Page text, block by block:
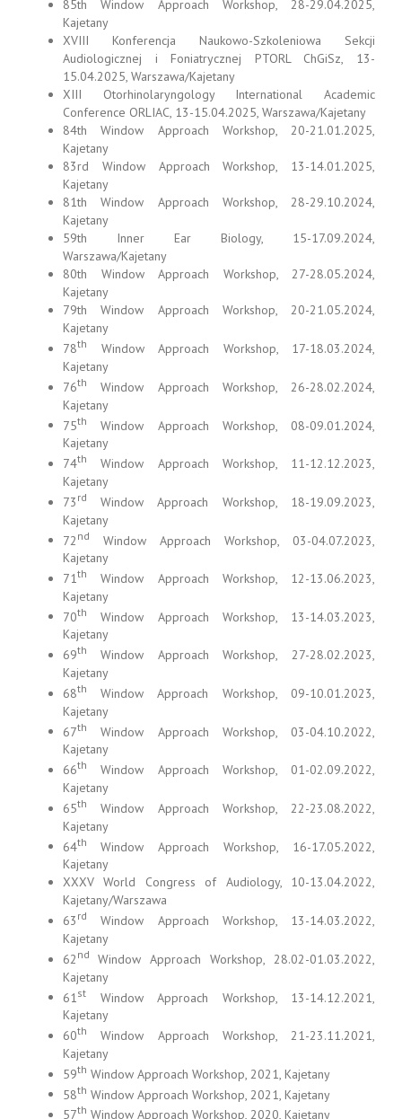
85th Window Approach Workshop, 28-29.04.2025,
Kajetany
XVIII Konferencja Naukowo-Szkoleniowa Sekcji
Audiologicznej i Foniatrycznej PTORL ChGiSz, 13-
15.04.2025, Warszawa/Kajetany
XIII Otorhinolaryngology International Academic
Conference ORLIAC, 13-15.04.2025, Warszawa/Kajetany
84th Window Approach Workshop, 20-21.01.2025,
Kajetany
83rd Window Approach Workshop, 13-14.01.2025,
Kajetany
81th Window Approach Workshop, 28-29.10.2024,
Kajetany
59th Inner Ear Biology, 15-17.09.2024,
Warszawa/Kajetany
80th Window Approach Workshop, 27-28.05.2024,
Kajetany
79th Window Approach Workshop, 20-21.05.2024,
Kajetany
78th
Window Approach Workshop, 17-18.03.2024,
Kajetany
76th
Window Approach Workshop, 26-28.02.2024,
Kajetany
75th
Window Approach Workshop, 08-09.01.2024,
Kajetany
74th
Window Approach Workshop, 11-12.12.2023,
Kajetany
73 rd Window Approach Workshop, 18-19.09.2023,
Kajetany
72 nd
Window Approach Workshop, 03-04.07.2023,
Kajetany
71th
Window Approach Workshop, 12-13.06.2023,
Kajetany
70th
Window Approach Workshop, 13-14.03.2023,
Kajetany
69th Window Approach Workshop, 27-28.02.2023,
Kajetany
68th Window Approach Workshop, 09-10.01.2023,
Kajetany
67th
Window Approach Workshop, 03-04.10.2022,
Kajetany
66th
Window Approach Workshop, 01-02.09.2022,
Kajetany
65th
Window Approach Workshop, 22-23.08.2022,
Kajetany
64th Window Approach Workshop, 16-17.05.2022,
Kajetany
XXXV World Congress of Audiology, 10-13.04.2022,
Kajetany/Warszawa
63 rd
Window Approach Workshop, 13-14.03.2022,
Kajetany
62 nd Window Approach Workshop, 28.02-01.03.2022,
Kajetany
61 st Window Approach Workshop, 13-14.12.2021,
Kajetany
60th
Window Approach Workshop, 21-23.11.2021,
Kajetany
59th Window Approach Workshop, 2021, Kajetany
58th Window Approach Workshop, 2021, Kajetany
57th Window Approach Workshop, 2020, Kajetany